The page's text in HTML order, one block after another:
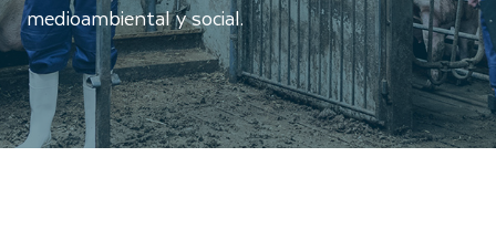
medioambiental y social.